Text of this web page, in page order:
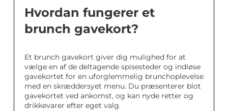
Hvordan fungerer et
brunch gavekort?
Et brunch gavekort giver dig mulighed for at
vælge en af de deltagende spisesteder og indløse
gavekortet for en uforglemmelig brunchoplevelse
med en skræddersyet menu. Du præsenterer blot
gavekortet ved ankomst, og kan nyde retter og
drikkevarer efter eget valg.